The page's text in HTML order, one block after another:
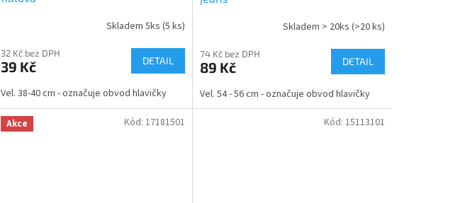
Skladem 5ks (5 ks)
32 Kč bez DPH
39 Kč DETAIL
Vel. 38-40 cm - označuje obvod hlavičky
Skladem > 20ks (>20 ks)
74 Kč bez DPH
89 Kč DETAIL
Vel. 54 - 56 cm - označuje obvod hlavičky
Akce Kód: 17181501 Kód: 15113101